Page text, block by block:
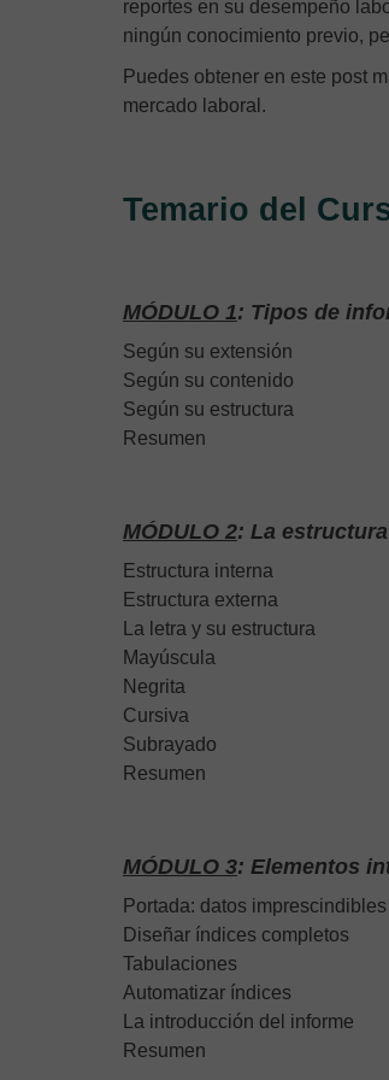
reportes en su desempeño
ningún conocimiento previo,
Puedes obtener en este post
mercado laboral.
Temario del
MÓDULO 1: Tipos de
Según su extensión
Según su contenido
Según su estructura
Resumen
MÓDULO 2: La
Estructura interna
Estructura externa
La letra y su estructura
Mayúscula
Negrita
Cursiva
Subrayado
Resumen
MÓDULO 3: Elementos
Portada: datos imprescindibles
Diseñar índices completos
Tabulaciones
Automatizar índices
La introducción del informe
Resumen